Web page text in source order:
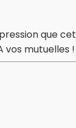
que
vos mutuelles !